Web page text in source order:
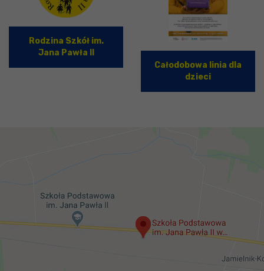
Rodzina Szkół im.
Jana Pawła II
Całodobowa linia dla
dzieci